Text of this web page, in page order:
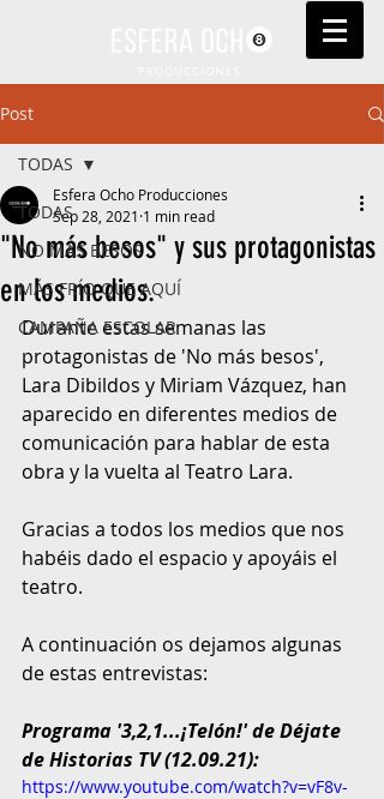
Post
TODAS
NO MÁS BESOS
MÁS FRÍO QUE AQUÍ
CAMPAÑA ESCOLAR
TODAS
"No más besos" y sus protagonistas
en los medios.
Esfera Ocho Producciones
Sep 28, 2021 1 min read
Durante estas semanas las
protagonistas de 'No más besos',
Lara Dibildos y Miriam Vázquez, han
aparecido en diferentes medios de
comunicación para hablar de esta
obra y la vuelta al Teatro Lara.
Gracias a todos los medios que nos
habéis dado el espacio y apoyáis el
teatro.
A continuación os dejamos algunas
de estas entrevistas:
Programa '3,2,1...¡Telón!' de Déjate
de Historias TV (12.09.21):
https://www.youtube.com/watch?v=vF8v-